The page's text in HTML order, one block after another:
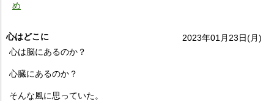
め
心はどこに
2023年01月23日(月)
心は脳にあるのか？
心臓にあるのか？
そんな風に思っていた。